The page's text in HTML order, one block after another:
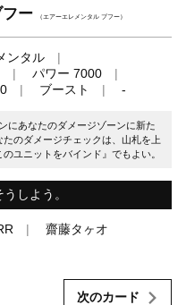
ー （エアーエレメンタル ブフー）
ンタル
パワー 7000
ブースト -
にあなたのダメージゾーンに新た
のダメージチェックは、山札を上
ユニットをバインド』でもよい。
しよう。
齋藤タヶオ
次のカード